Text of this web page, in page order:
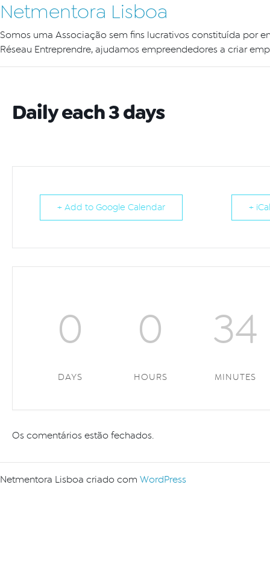
Netmentora Lisboa
Somos uma Associação sem fins lucrativos constituída por
Réseau Entreprendre, ajudamos empreendedores a criar
Daily each 3 days
+ Add to Google Calendar +
0
DAYS
0
HOURS
34
MINUTES
Os comentários estão fechados.
Netmentora Lisboa criado com WordPress